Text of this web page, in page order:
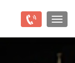
ナビ